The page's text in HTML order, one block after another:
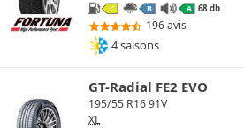
C B A 68 db
196 avis
4 saisons
GT-Radial FE2 EVO
195/55 R16 91V
XL